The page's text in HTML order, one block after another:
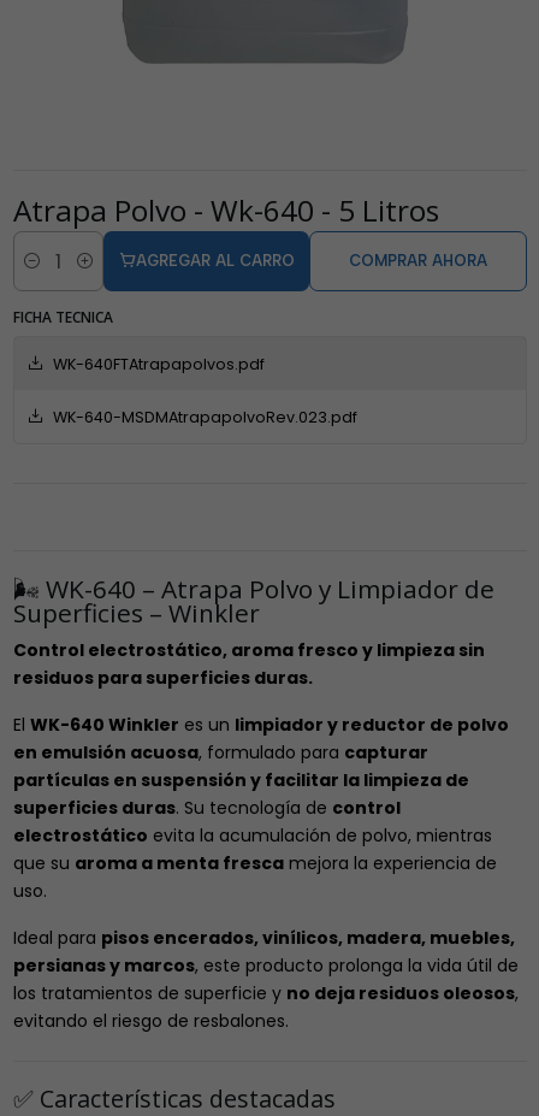
Atrapa Polvo - Wk-640 - 5 Litros
Cantidad
AGREGAR AL CARRO COMPRAR AHORA
FICHA TECNICA
WK-640FTAtrapapolvos.pdf
WK-640-MSDMAtrapapolvoRev.023.pdf
🌬️ WK-640 – Atrapa Polvo y Limpiador de
Superficies – Winkler
Control electrostático, aroma fresco y limpieza sin
residuos para superficies duras.
El WK-640 Winkler es un limpiador y reductor de polvo
en emulsión acuosa, formulado para capturar
partículas en suspensión y facilitar la limpieza de
superficies duras. Su tecnología de control
electrostático evita la acumulación de polvo, mientras
que su aroma a menta frescamejora la experiencia de
uso.
Ideal para pisos encerados, vinílicos, madera, muebles,
persianas y marcos, este producto prolonga la vida útil de
los tratamientos de superficie y no deja residuos oleosos,
evitando el riesgo de resbalones.
✅ Características destacadas